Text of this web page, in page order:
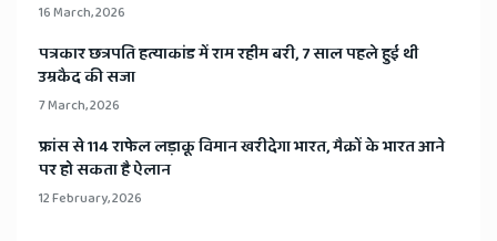
16 March, 2026
​पत्रकार छत्रपति हत्याकांड में राम रहीम बरी, 7 साल पहले हुई थी
उम्रकैद की सजा
7 March, 2026
​फ्रांस से 114 राफेल लड़ाकू विमान खरीदेगा भारत, मैक्रों के भारत आने
पर हो सकता है ऐलान
12 February, 2026